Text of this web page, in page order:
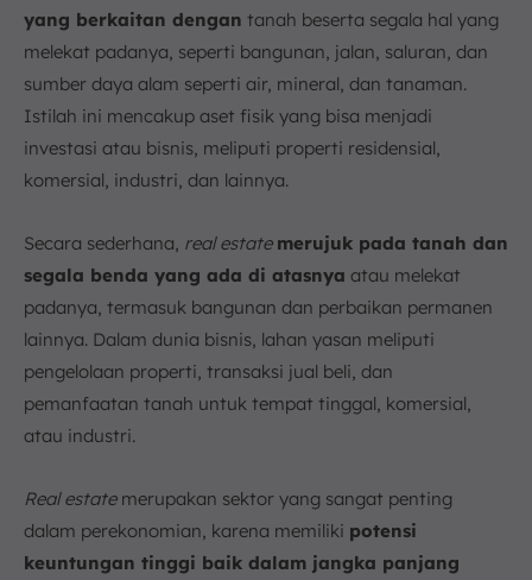
yang berkaitan dengan tanah beserta segala hal yang
melekat padanya, seperti bangunan, jalan, saluran, dan
sumber daya alam seperti air, mineral, dan tanaman.
Istilah ini mencakup aset fisik yang bisa menjadi
investasi atau bisnis, meliputi properti residensial,
komersial, industri, dan lainnya.
Secara sederhana, real estate merujuk pada tanah dan
segala benda yang ada di atasnya atau melekat
padanya, termasuk bangunan dan perbaikan permanen
lainnya. Dalam dunia bisnis, lahan yasan meliputi
pengelolaan properti, transaksi jual beli, dan
pemanfaatan tanah untuk tempat tinggal, komersial,
atau industri.
Real estatemerupakan sektor yang sangat penting
dalam perekonomian, karena memiliki potensi
keuntungan tinggi baik dalam jangka panjang